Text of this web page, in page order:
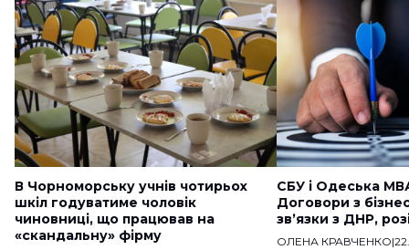
В Чорноморську учнів чотирьох
шкіл годуватиме чоловік
чиновниці, що працював на
«скандальну» фірму
СБУ і Одеська
Договори з
звʼязки з ДНР,
ОЛЕНА КРАВЧЕНКО|